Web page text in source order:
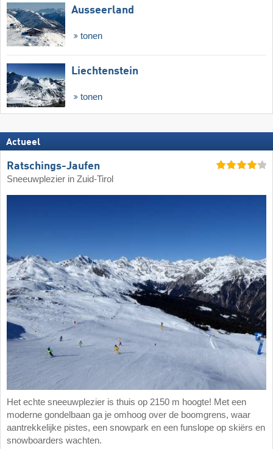
Ausseerland
tonen
Liechtenstein
tonen
Actueel
Ratschings-Jaufen
Sneeuwplezier in Zuid-Tirol
Het echte sneeuwplezier is thuis op 2150 m hoogte! Met een
moderne gondelbaan ga je omhoog over de boomgrens, waar
aantrekkelijke pistes, een snowpark en een funslope op skiërs en
snowboarders wachten.